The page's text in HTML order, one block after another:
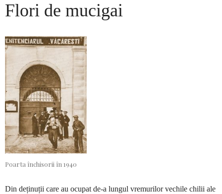
Flori de mucigai
Poarta închisorii în 1940
Din deținuții care au ocupat de-a lungul vremu­rilor vechile chilii ale